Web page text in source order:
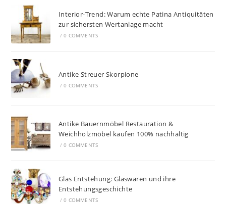
Interior-Trend: Warum echte Patina Antiquitäten
zur sichersten Wertanlage macht
/ 0 COMMENTS
Antike Streuer Skorpione
/ 0 COMMENTS
Antike Bauernmöbel Restauration &
Weichholzmöbel kaufen 100% nachhaltig
/ 0 COMMENTS
Glas Entstehung: Glaswaren und ihre
Entstehungsgeschichte
/ 0 COMMENTS